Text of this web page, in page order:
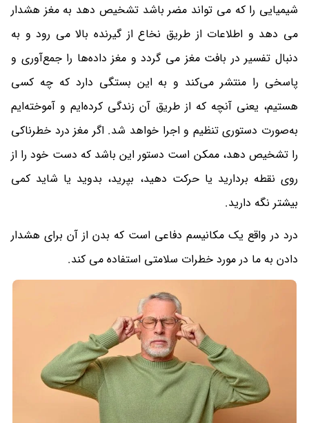
شیمیایی را که می تواند مضر باشد تشخیص دهد به مغز هشدار
می دهد و اطلاعات از طریق نخاع از گیرنده بالا می رود و به
دنبال تفسیر در بافت مغز می گردد و مغز داده‌ها را جمع‌آوری و
پاسخی را منتشر می‌کند و به این بستگی دارد که چه کسی
هستیم، یعنی آنچه که از طریق آن زندگی کرده‌ایم و آموخته‌ایم
به‌صورت دستوری تنظیم و اجرا خواهد شد. اگر مغز درد خطرناکی
را تشخیص دهد، ممکن است دستور این باشد که دست خود را از
روی نقطه بردارید یا حرکت دهید، بپرید، بدوید یا شاید کمی
بیشتر نگه دارید.
درد در واقع یک مکانیسم دفاعی است که بدن از آن برای هشدار
دادن به ما در مورد خطرات سلامتی استفاده می کند.